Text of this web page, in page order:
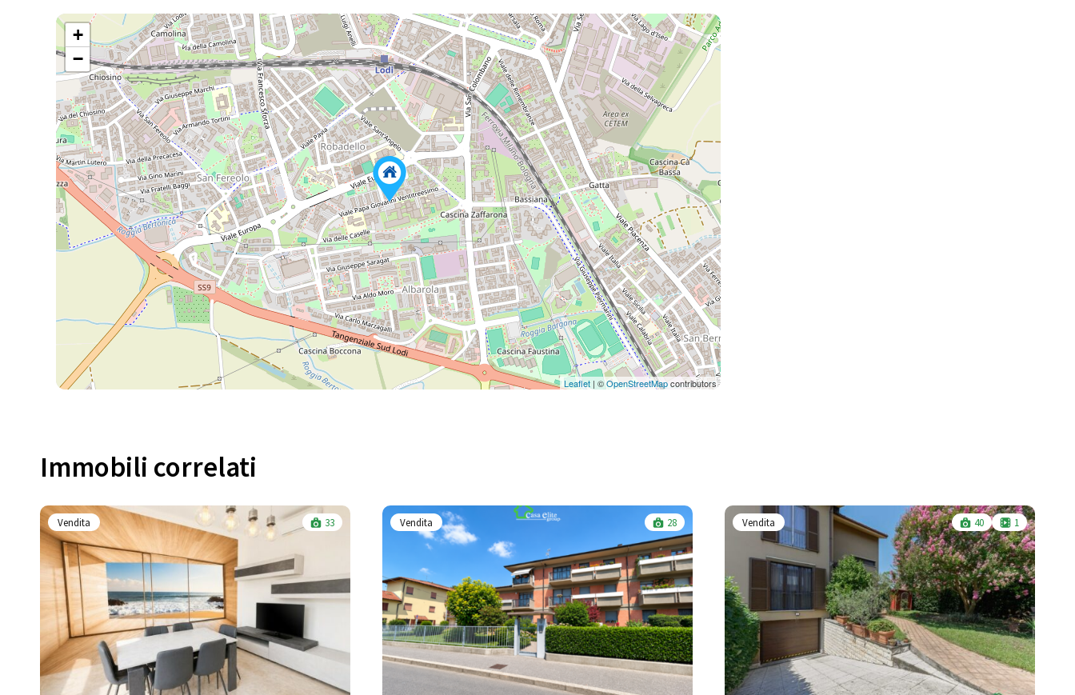
+
−
Leaflet| ©OpenStreetMapcontributors
Immobili correlati​
Vendita 33 Vendita 28 Vendita 40 1